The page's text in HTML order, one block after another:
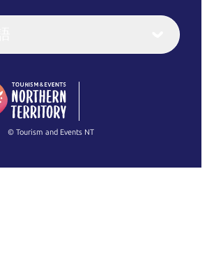
繁體中文
© Tourism and Events NT